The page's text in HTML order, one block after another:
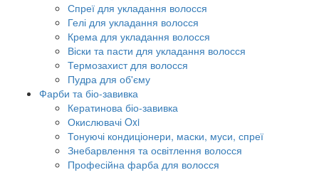
Спреї для укладання волосся
Гелі для укладання волосся
Крема для укладання волосся
Віски та пасти для укладання волосся
Термозахист для волосся
Пудра для об'єму
Фарби та біо-завивка
Кератинова біо-завивка
Окислювачі Oxi
Тонуючі кондиціонери, маски, муси, спреї
Знебарвлення та освітлення волосся
Професійна фарба для волосся